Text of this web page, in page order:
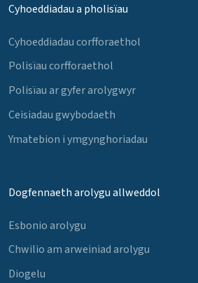
Cyhoeddiadau a pholisïau
Cyhoeddiadau corfforaethol
Polisïau corfforaethol
Polisïau ar gyfer arolygwyr
Ceisiadau gwybodaeth
Ymatebion i ymgynghoriadau
Dogfennaeth arolygu allweddol
Esbonio arolygu
Chwilio am arweiniad arolygu
Diogelu